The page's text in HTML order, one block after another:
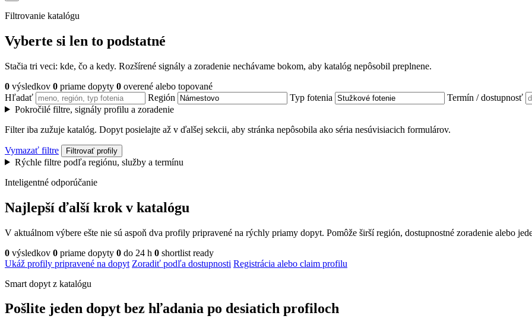
Filtrovanie katalógu
Vyberte si len to podstatné
Stačia tri veci: kde, čo a kedy. Rozšírené signály a zoradenie nechávame bokom, aby katalóg nepôsobil preplnene.
0 výsledkov 0 priame dopyty 0 overené alebo topované
Hľadať
Región Typ fotenia
Termín / dostupnosť
Pokročilé filtre, signály profilu a zoradenie
Filter iba zužuje katalóg. Dopyt posielajte až v ďalšej sekcii, aby stránka nepôsobila ako séria nesúvisiacich formulárov.
Vymazať filtre Filtrovať profily
Rýchle filtre podľa regiónu, služby a termínu
Inteligentné odporúčanie
Najlepší ďalší krok v katalógu
V aktuálnom výbere ešte nie sú aspoň dva profily pripravené na rýchly priamy dopyt. Pomôže širší región, dostupnostné zoradenie alebo
0 výsledkov 0 priame dopyty 0 do 24 h 0 shortlist ready
Ukáž profily pripravené na dopyt Zoradiť podľa dostupnosti Registrácia alebo claim profilu
Smart dopyt z katalógu
Pošlite jeden dopyt bez hľadania po desiatich profiloch